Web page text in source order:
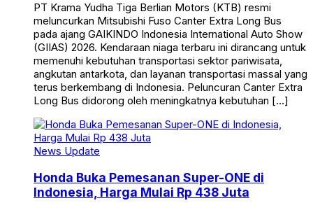
PT Krama Yudha Tiga Berlian Motors (KTB) resmi
meluncurkan Mitsubishi Fuso Canter Extra Long Bus
pada ajang GAIKINDO Indonesia International Auto Show
(GIIAS) 2026. Kendaraan niaga terbaru ini dirancang untuk
memenuhi kebutuhan transportasi sektor pariwisata,
angkutan antarkota, dan layanan transportasi massal yang
terus berkembang di Indonesia. Peluncuran Canter Extra
Long Bus didorong oleh meningkatnya kebutuhan […]
News Update
Honda Buka Pemesanan Super-ONE di
Indonesia, Harga Mulai Rp 438 Juta